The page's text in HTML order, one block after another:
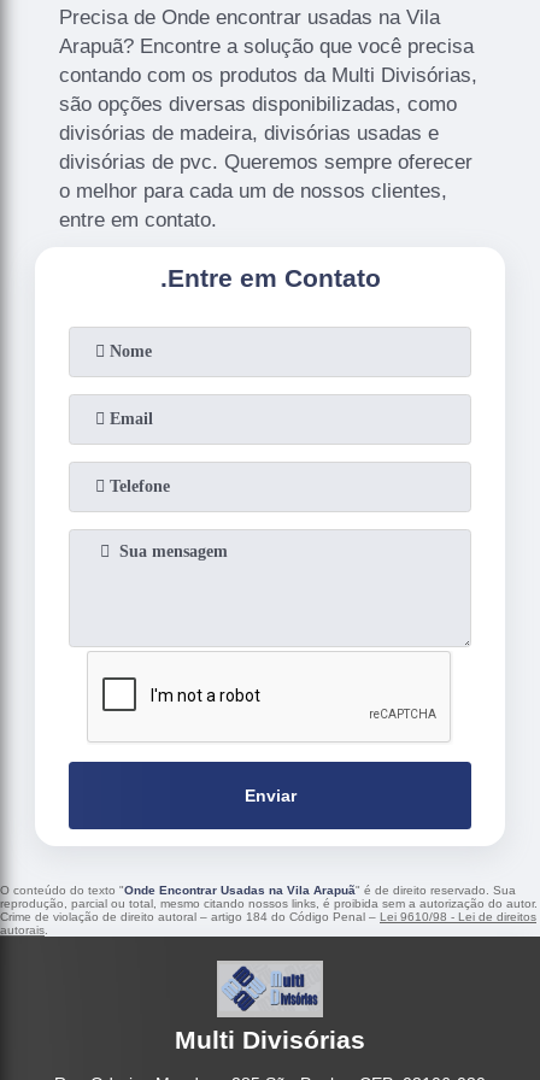
Precisa de Onde encontrar usadas na Vila
Arapuã? Encontre a solução que você precisa
contando com os produtos da Multi Divisórias,
são opções diversas disponibilizadas, como
divisórias de madeira, divisórias usadas e
divisórias de pvc. Queremos sempre oferecer
o melhor para cada um de nossos clientes,
entre em contato.
.Entre em Contato
Enviar
O conteúdo do texto "Onde Encontrar Usadas na Vila Arapuã" é de direito reservado. Sua
reprodução, parcial ou total, mesmo citando nossos links, é proibida sem a autorização do autor.
Crime de violação de direito autoral – artigo 184 do Código Penal – Lei 9610/98 - Lei de direitos
autorais
Multi Divisórias